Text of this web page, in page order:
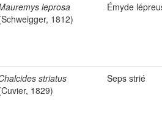
leprosa
1812)
Émyde
striatus
1829)
Seps strié